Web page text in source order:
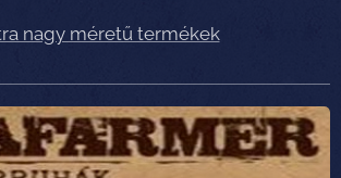
nagy méretű termékek